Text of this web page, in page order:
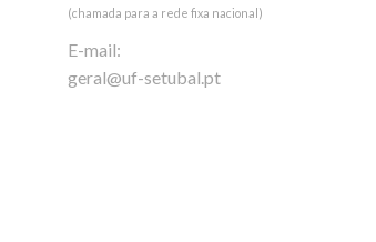
(chamada para a rede fixa nacional)
E-mail:
geral@uf-setubal.pt